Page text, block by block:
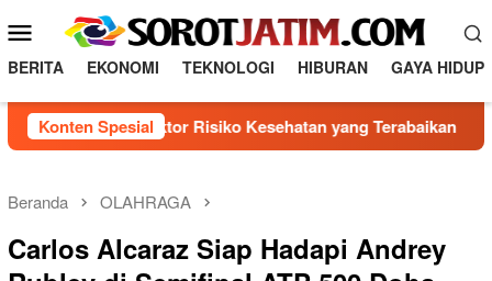
o
a
e
u
M
b
l
BERITA EKONOMI TEKNOLOGI HIBURAN GAYA HIDUP
Konten Spesial
5 Faktor Risiko Kesehatan yang Terabaikan
Beranda OLAHRAGA
Carlos Alcaraz Siap Hadapi Andrey